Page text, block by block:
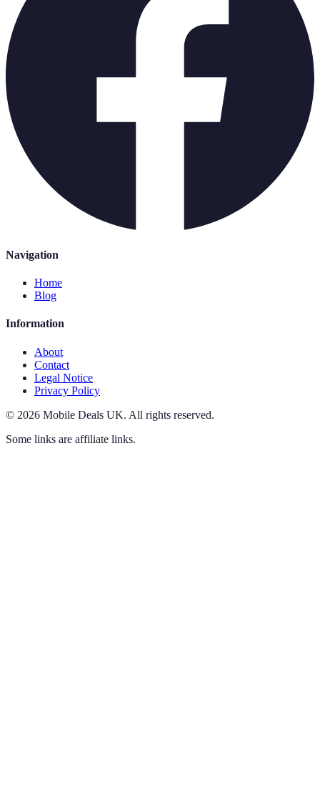
Navigation
Home
Blog
Information
About
Contact
Legal Notice
Privacy Policy
© 2026 Mobile Deals UK. All rights reserved.
Some links are affiliate links.